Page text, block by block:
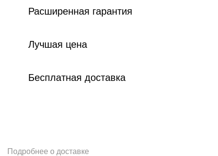
Расширенная гарантия
Лучшая цена
Бесплатная доставка
Подробнее о доставке